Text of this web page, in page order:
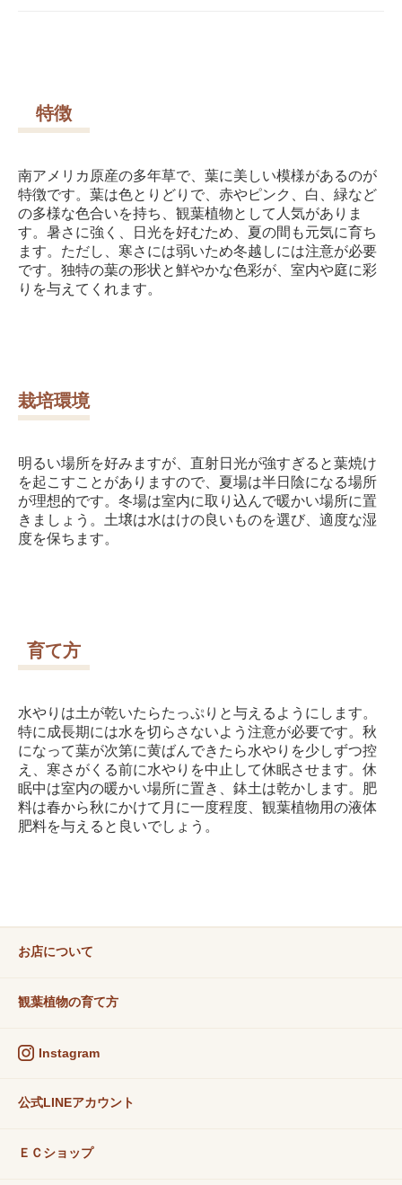
特徴
南アメリカ原産の多年草で、葉に美しい模様があるのが
特徴です。葉は色とりどりで、赤やピンク、白、緑など
の多様な色合いを持ち、観葉植物として人気がありま
す。暑さに強く、日光を好むため、夏の間も元気に育ち
ます。ただし、寒さには弱いため冬越しには注意が必要
です。独特の葉の形状と鮮やかな色彩が、室内や庭に彩
りを与えてくれます。
栽培環境
明るい場所を好みますが、直射日光が強すぎると葉焼け
を起こすことがありますので、夏場は半日陰になる場所
が理想的です。冬場は室内に取り込んで暖かい場所に置
きましょう。土壌は水はけの良いものを選び、適度な湿
度を保ちます。
育て方
水やりは土が乾いたらたっぷりと与えるようにします。
特に成長期には水を切らさないよう注意が必要です。秋
になって葉が次第に黄ばんできたら水やりを少しずつ控
え、寒さがくる前に水やりを中止して休眠させます。休
眠中は室内の暖かい場所に置き、鉢土は乾かします。肥
料は春から秋にかけて月に一度程度、観葉植物用の液体
肥料を与えると良いでしょう。
お店について
観葉植物の育て方
Instagram
公式LINEアカウント
ＥＣショップ